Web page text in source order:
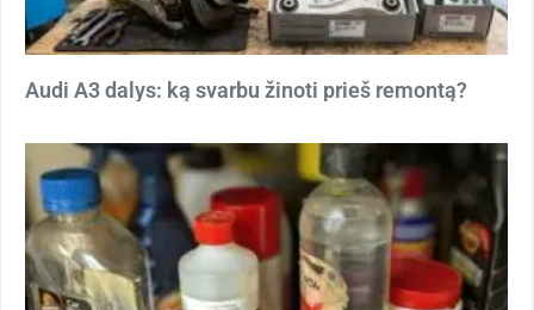
Audi A3 dalys: ką svarbu žinoti prieš remontą?